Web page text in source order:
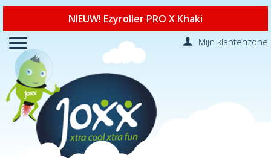
NIEUW! Ezyroller PRO X Khaki
Mijn klantenzone